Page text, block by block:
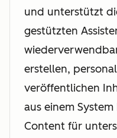
und unterstützt
gestützten
erstellen,
veröffentlichen
aus einem
Content für